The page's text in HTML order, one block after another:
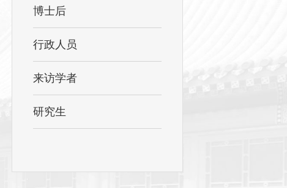
博士后
行政人员
来访学者
研究生